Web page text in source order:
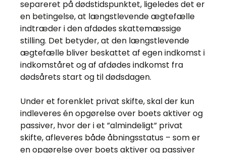
separeret på dødstidspunktet, ligeledes det er
en betingelse, at længstlevende ægtefælle
indtræder i den afdødes skattemæssige
stilling. Det betyder, at den længstlevende
ægtefælle bliver beskattet af egen indkomst i
indkomståret og af afdødes indkomst fra
dødsårets start og til dødsdagen.
Under et forenklet privat skifte, skal der kun
indleveres én opgørelse over boets aktiver og
passiver, hvor der i et ”almindeligt” privat
skifte, afleveres både åbningsstatus – som er
en opgørelse over boets aktiver og passiver